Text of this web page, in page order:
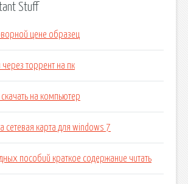
Stuff
цене образец
через торрент на пк
скачать на компьютер
сетевая карта для windows 7
пособий краткое содержание читать